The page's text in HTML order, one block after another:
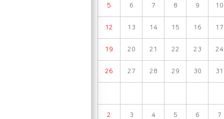
5 6 7 8 9 10
12 13 14 15 16 17
19 20 21 22 23 24
26 27 28 29 30 31
2 3 4 5 6 7